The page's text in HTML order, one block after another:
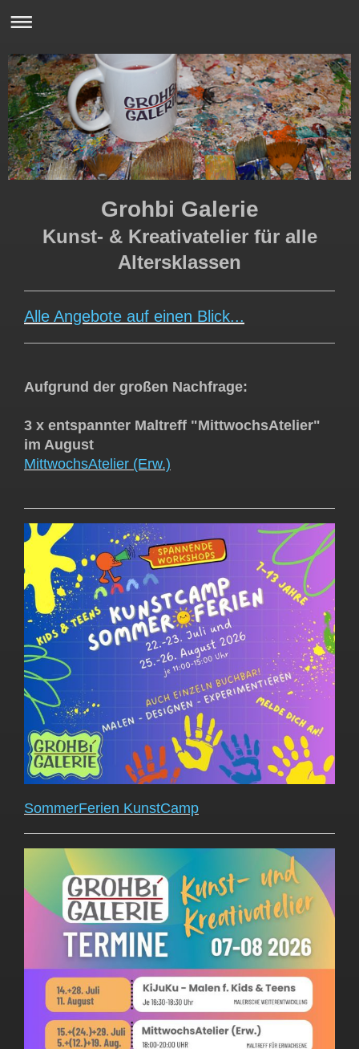
Grohbi Galerie
Kunst- & Kreativatelier für alle
Altersklassen
Alle Angebote auf einen Blick...
Aufgrund der großen Nachfrage:
3 x entspannter Maltreff "MittwochsAtelier"
im August
MittwochsAtelier (Erw.)
SommerFerien KunstCamp